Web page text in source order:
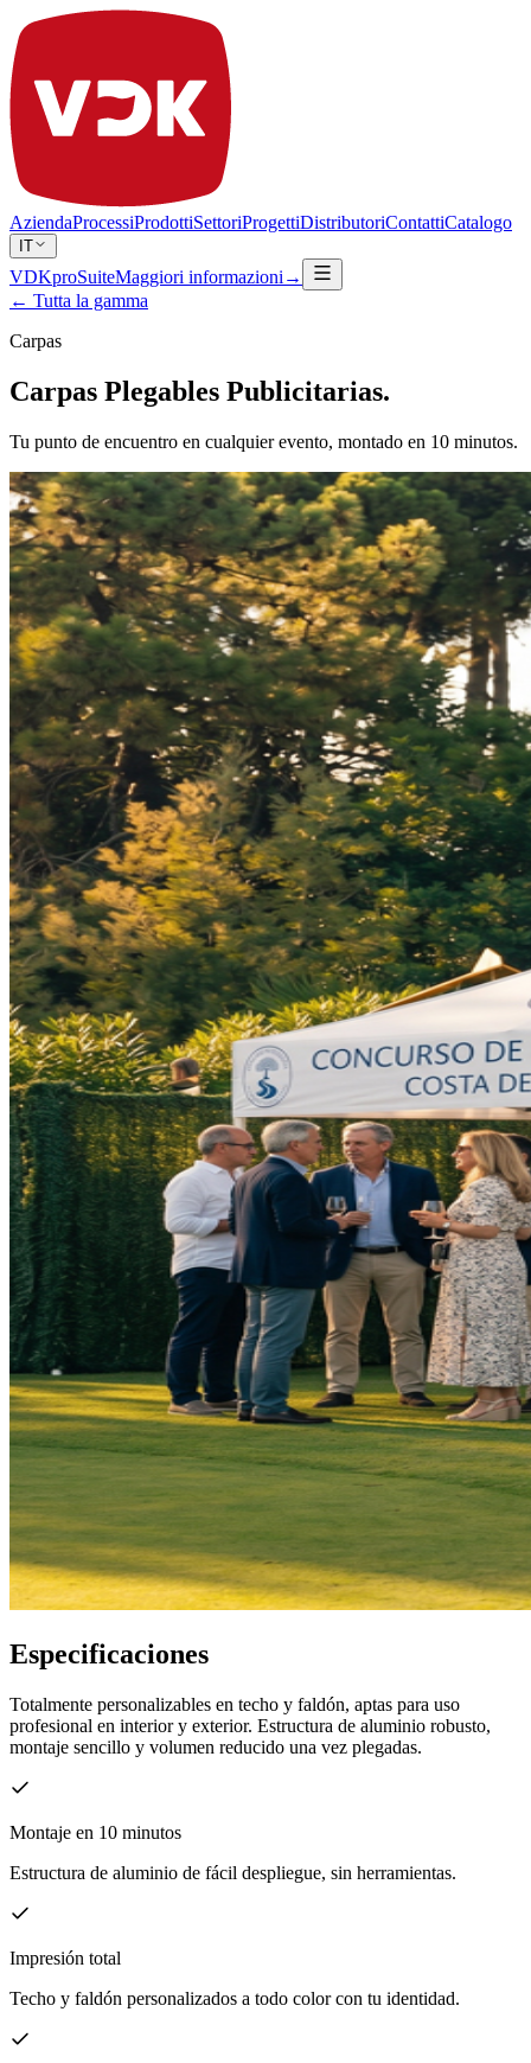
AziendaProcessiProdottiSettoriProgettiDistributoriContattiCatalogo
IT
VDKproSuiteMaggiori informazioni →
← Tutta la gamma
Carpas
Carpas Plegables Publicitarias.
Tu punto de encuentro en cualquier evento, montado en 10 minutos.
Especificaciones
Totalmente personalizables en techo y faldón, aptas para uso
profesional en interior y exterior. Estructura de aluminio robusto,
montaje sencillo y volumen reducido una vez plegadas.
Montaje en 10 minutos
Estructura de aluminio de fácil despliegue, sin herramientas.
Impresión total
Techo y faldón personalizados a todo color con tu identidad.